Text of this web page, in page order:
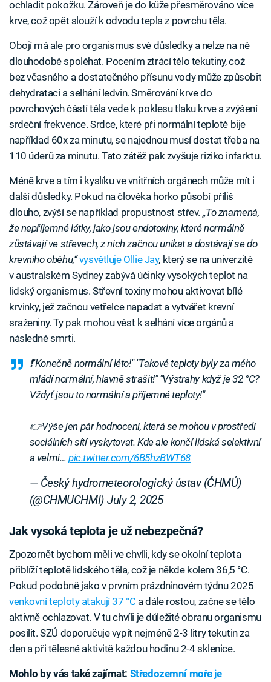
ochladit pokožku. Zároveň je do kůže přesměrováno více
krve, což opět slouží k odvodu tepla z povrchu těla.
Obojí má ale pro organismus své důsledky a nelze na ně
dlouhodobě spoléhat. Pocením ztrácí tělo tekutiny, což
bez včasného a dostatečného přísunu vody může způsobit
dehydrataci a selhání ledvin. Směrování krve do
povrchových částí těla vede k poklesu tlaku krve a zvýšení
srdeční frekvence. Srdce, které při normální teplotě bije
například 60x za minutu, se najednou musí dostat třeba na
110 úderů za minutu. Tato zátěž pak zvyšuje riziko infarktu.
Méně krve a tím i kyslíku ve vnitřních orgánech může mít i
další důsledky. Pokud na člověka horko působí příliš
dlouho, zvýší se například propustnost střev. „To znamená,
že nepříjemné látky, jako jsou endotoxiny, které normálně
zůstávají ve střevech, z nich začnou unikat a dostávají se do
krevního oběhu,“vysvětluje Ollie Jay, který se na univerzitě
v australském Sydney zabývá účinky vysokých teplot na
lidský organismus. Střevní toxiny mohou aktivovat bílé
krvinky, jež začnou vetřelce napadat a vytvářet krevní
sraženiny. Ty pak mohou vést k selhání více orgánů a
následné smrti.
❗️"Konečně normální léto!" "Takové teploty byly za mého
mládí normální, hlavně strašit!" "Výstrahy když je 32 °C?
Vždyť jsou to normální a příjemné teploty!"
👉Výše jen pár hodnocení, která se mohou v prostředí
sociálních sítí vyskytovat. Kde ale končí lidská selektivní
a velmi… pic.twitter.com/6B5hzBWT68
— Český hydrometeorologický ústav (ČHMÚ)
(@CHMUCHMI)July 2, 2025
Jak vysoká teplota je už nebezpečná?
Zpozornět bychom měli ve chvíli, kdy se okolní teplota
přiblíží teplotě lidského těla, což je někde kolem 36,5 °C.
Pokud podobně jako v prvním prázdninovém týdnu 2025
venkovní teploty atakují 37 °Ca dále rostou, začne se tělo
aktivně ochlazovat. V tu chvíli je důležité obranu organismu
posílit. SZÚ doporučuje vypít nejméně 2-3 litry tekutin za
den a při tělesné aktivitě každou hodinu 2-4 sklenice.
Mohlo by vás také zajímat: Středozemní moře je